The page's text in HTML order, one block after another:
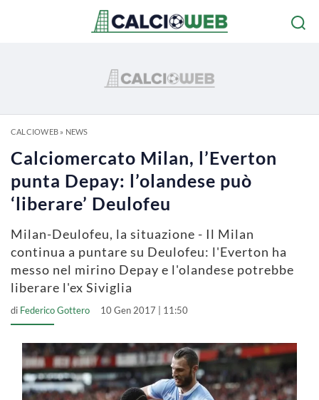
CALCIOWEB» NEWS
Calciomercato Milan, l’Everton
punta Depay: l’olandese può
‘liberare’ Deulofeu
Milan-Deulofeu, la situazione - Il Milan
continua a puntare su Deulofeu: l'Everton ha
messo nel mirino Depay e l'olandese potrebbe
liberare l'ex Siviglia
di Federico Gottero 10 Gen 2017 | 11:50